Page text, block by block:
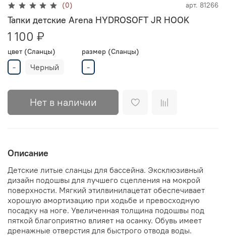
(0) арт. 81266
Тапки детские Arena HYDROSOFT JR HOOK
1 100 ₽
цвет (Сланцы)
- Черный
размер (Сланцы)
-
Нет в наличии
Описание
Детские литые сланцы для бассейна. Эксклюзивный
дизайн подошвы для лучшего сцепления на мокрой
поверхности. Мягкий этилвинилацетат обеспечивает
хорошую амортизацию при ходьбе и превосходную
посадку на ноге. Увеличенная толщина подошвы под
пяткой благоприятно влияет на осанку. Обувь имеет
дренажные отверстия для быстрого отвода воды.